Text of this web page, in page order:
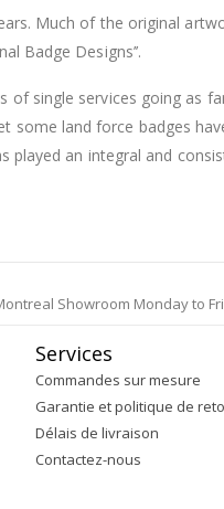
Much of the original
Badge Designs’’.
single services going as
land force badges
played an integral and
Showroom Monday to
Services
Commandes sur mesure
Garantie et politique de
Délais de livraison
Contactez-nous